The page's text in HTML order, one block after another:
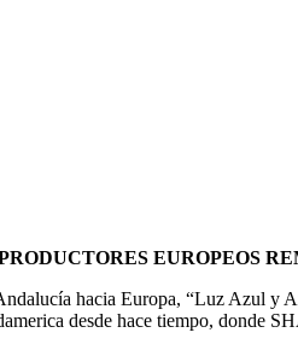
EUROPEOS
hacia Europa, “Luz Azul y
desde hace tiempo, donde